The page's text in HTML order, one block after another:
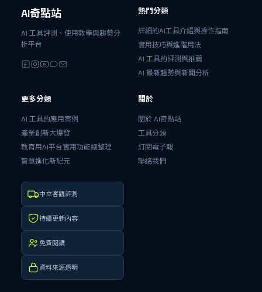
AI奇點站
AI 工具評測、使用教學與趨勢分
析平台
熱門分類
詳細的AI工具介紹與操作指南
實用技巧與進階用法
AI 工具的評測與推薦
AI 最新趨勢與新聞分析
更多分類
AI 工具的應用案例
產業創新大爆發
教育用AI平台實用功能總整理
智慧進化新紀元
關於
關於 AI奇點站
工具分類
訂閱電子報
聯絡我們
中立客觀評測
持續更新內容
免費閱讀
資料來源透明